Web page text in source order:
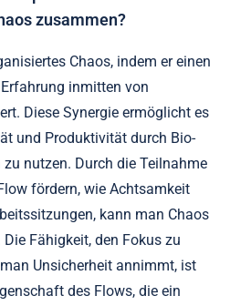
zusammen?
Chaos, indem er einen
inmitten von
Diese Synergie ermöglicht es
und Produktivität durch Bio-
nutzen. Durch die Teilnahme
fördern, wie Achtsamkeit
kann man Chaos
Fähigkeit, den Fokus zu
Unsicherheit annimmt, ist
des Flows, die ein